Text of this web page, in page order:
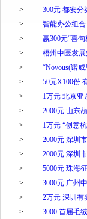
>
300元 都安
>
智能办公组
>
赢300元“喜
>
梧州中医发
>
“Novous(诺
>
50元X100份
>
1万元 北京亚
>
2000元 山东
>
1万元 “创意
>
2000元 深圳
>
2000元 深圳
>
5000元 珠海
>
3000元 广州
>
2万元 深圳有
>
3000 首届毛